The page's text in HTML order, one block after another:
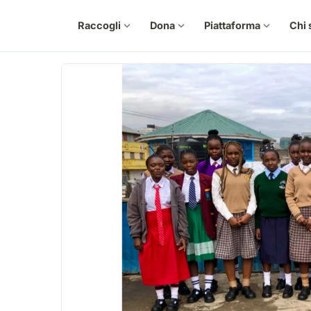
Raccogli expand_more Dona expand_more Piattaforma expand_more Chi